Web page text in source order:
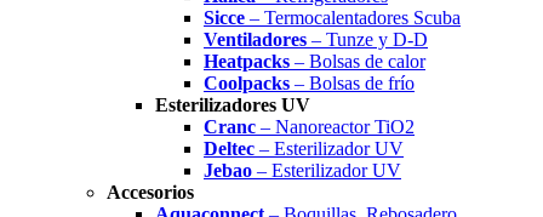
Sicce – Termocalentadores Scuba
Ventiladores – Tunze y D-D
Heatpacks – Bolsas de calor
Coolpacks – Bolsas de frío
Esterilizadores UV
Cranc – Nanoreactor TiO2
Deltec – Esterilizador UV
Jebao – Esterilizador UV
Accesorios